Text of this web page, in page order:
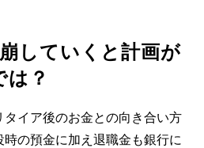
していくと計画が
は？
タイア後のお金との向き合い方
の預金に加え退職金も銀行に